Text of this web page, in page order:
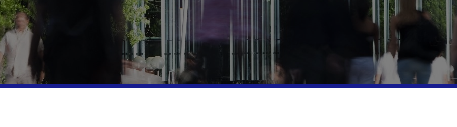
Technologies, médias & télécommunications